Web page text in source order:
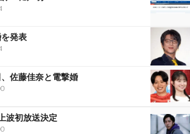
発表
佐藤佳奈と電撃婚
波初放送決定